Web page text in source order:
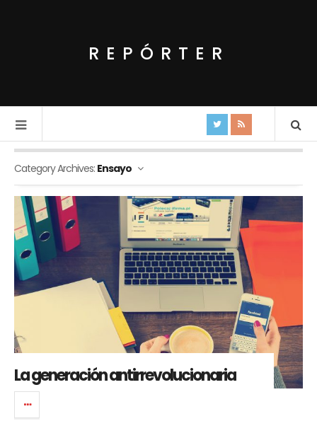
REPÓRTER
Category Archives: Ensayo
La generación antirrevolucionaria